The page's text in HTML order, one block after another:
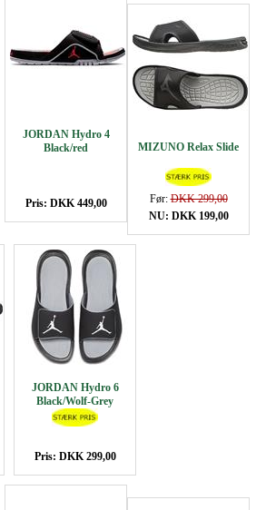
JORDAN Hydro 4
Black/red
Pris: DKK 449,00
MIZUNO Relax Slide
Før:DKK 299,00
NU: DKK 199,00
JORDAN Hydro 6
Black/Wolf-Grey
Pris: DKK 299,00